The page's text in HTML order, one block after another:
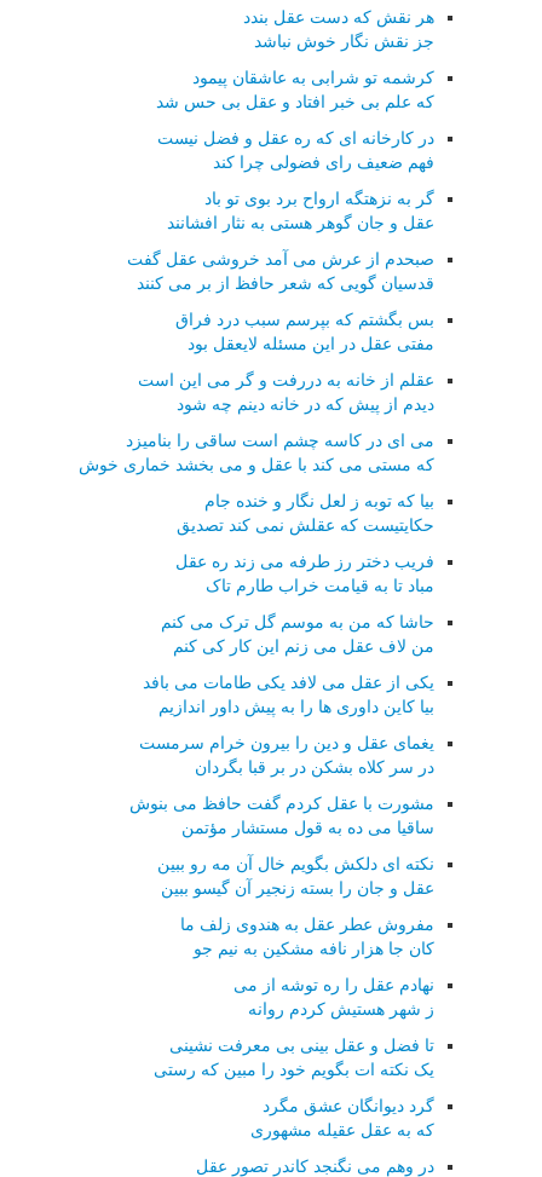
هر نقش که دست عقل بندد
جز نقش نگار خوش نباشد
کرشمه تو شرابی به عاشقان پیمود
که علم بی خبر افتاد و عقل بی حس شد
در کارخانه ای که ره عقل و فضل نیست
فهم ضعیف رای فضولی چرا کند
گر به نزهتگه ارواح برد بوی تو باد
عقل و جان گوهر هستی به نثار افشانند
صبحدم از عرش می آمد خروشی عقل گفت
قدسیان گویی که شعر حافظ از بر می کنند
بس بگشتم که بپرسم سبب درد فراق
مفتی عقل در این مسئله لایعقل بود
عقلم از خانه به دررفت و گر می این است
دیدم از پیش که در خانه دینم چه شود
می ای در کاسه چشم است ساقی را بنامیزد
که مستی می کند با عقل و می بخشد خماری خوش
بیا که توبه ز لعل نگار و خنده جام
حکایتیست که عقلش نمی کند تصدیق
فریب دختر رز طرفه می زند ره عقل
مباد تا به قیامت خراب طارم تاک
حاشا که من به موسم گل ترک می کنم
من لاف عقل می زنم این کار کی کنم
یکی از عقل می لافد یکی طامات می بافد
بیا کاین داوری ها را به پیش داور اندازیم
یغمای عقل و دین را بیرون خرام سرمست
در سر کلاه بشکن در بر قبا بگردان
مشورت با عقل کردم گفت حافظ می بنوش
ساقیا می ده به قول مستشار مؤتمن
نکته ای دلکش بگویم خال آن مه رو ببین
عقل و جان را بسته زنجیر آن گیسو ببین
مفروش عطر عقل به هندوی زلف ما
کان جا هزار نافه مشکین به نیم جو
نهادم عقل را ره توشه از می
ز شهر هستیش کردم روانه
تا فضل و عقل بینی بی معرفت نشینی
یک نکته ات بگویم خود را مبین که رستی
گرد دیوانگان عشق مگرد
که به عقل عقیله مشهوری
در وهم می نگنجد کاندر تصور عقل